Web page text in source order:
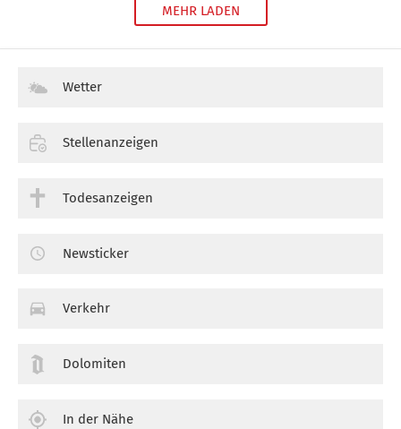
MEHR LADEN
Wetter
Stellenanzeigen
Todesanzeigen
Newsticker
Verkehr
Dolomiten
In der Nähe